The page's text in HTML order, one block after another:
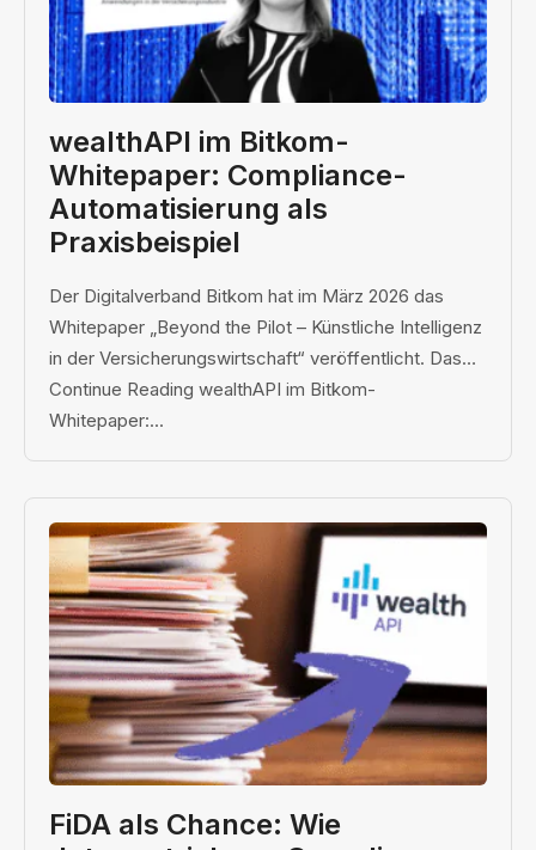
wealthAPI im Bitkom-
Whitepaper: Compliance-
Automatisierung als
Praxisbeispiel
Der Digitalverband Bitkom hat im März 2026 das
Whitepaper „Beyond the Pilot – Künstliche Intelligenz
in der Versicherungswirtschaft“ veröffentlicht. Das…
Continue Reading wealthAPI im Bitkom-
Whitepaper:...
FiDA als Chance: Wie